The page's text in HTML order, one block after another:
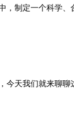
，制定一个科学
天我们就来聊